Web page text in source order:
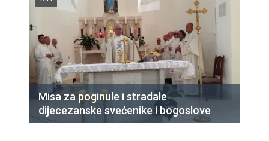
Misa za poginule i stradale
dijecezanske svećenike i bogoslove